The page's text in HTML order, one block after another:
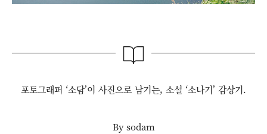
포토그래퍼 ‘소담’이 사진으로 남기는, 소설 ‘소나기’ 감상기.
By sodam